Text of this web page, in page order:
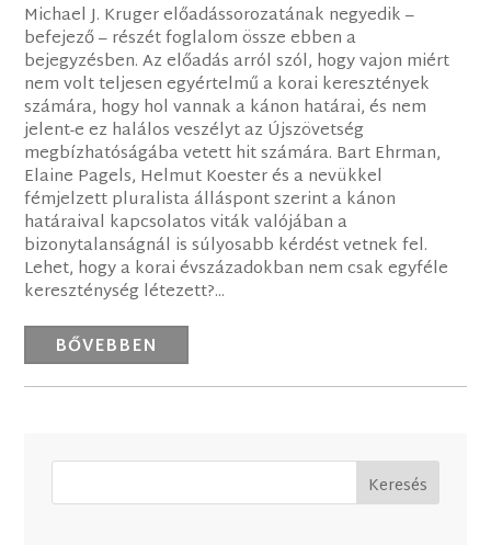
Michael J. Kruger előadássorozatának negyedik –
befejező – részét foglalom össze ebben a
bejegyzésben. Az előadás arról szól, hogy vajon miért
nem volt teljesen egyértelmű a korai keresztények
számára, hogy hol vannak a kánon határai, és nem
jelent-e ez halálos veszélyt az Újszövetség
megbízhatóságába vetett hit számára. Bart Ehrman,
Elaine Pagels, Helmut Koester és a nevükkel
fémjelzett pluralista álláspont szerint a kánon
határaival kapcsolatos viták valójában a
bizonytalanságnál is súlyosabb kérdést vetnek fel.
Lehet, hogy a korai évszázadokban nem csak egyféle
kereszténység létezett?...
BŐVEBBEN